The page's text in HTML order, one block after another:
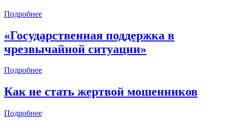
Подробнее
«Государственная поддержка в
чрезвычайной ситуации»
Подробнее
Как не стать жертвой мошенников
Подробнее